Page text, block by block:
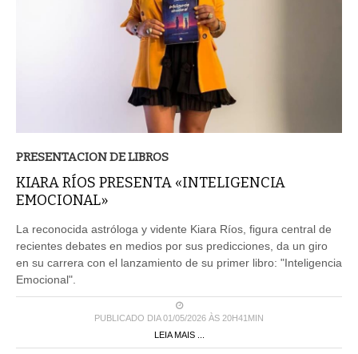
PRESENTACION DE LIBROS
KIARA RÍOS PRESENTA «INTELIGENCIA
EMOCIONAL»
La reconocida astróloga y vidente Kiara Ríos, figura central de
recientes debates en medios por sus predicciones, da un giro
en su carrera con el lanzamiento de su primer libro: "Inteligencia
Emocional".
PUBLICADO DIA 01/05/2026 ÀS 20H41MIN
LEIA MAIS ...